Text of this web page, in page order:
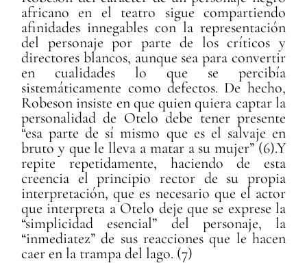
africano en el teatro sigue compartiendo
afinidades innegables con la representación
del personaje por parte de los críticos y
directores blancos, aunque sea para convertir
en cualidades lo que se percibía
sistemáticamente como defectos. De hecho,
Robeson insiste en que quien quiera captar la
personalidad de Otelo debe tener presente
“esa parte de sí mismo que es el salvaje en
bruto y que le lleva a matar a su mujer” (6).Y
repite repetidamente, haciendo de esta
creencia el principio rector de su propia
interpretación, que es necesario que el actor
que interpreta a Otelo deje que se exprese la
“simplicidad esencial” del personaje, la
“inmediatez” de sus reacciones que le hacen
caer en la trampa del lago. (7)